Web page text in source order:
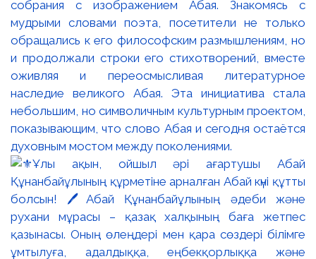
собрания с изображением Абая. Знакомясь с
мудрыми словами поэта, посетители не только
обращались к его философским размышлениям, но
и продолжали строки его стихотворений, вместе
оживляя и переосмысливая литературное
наследие великого Абая. Эта инициатива стала
небольшим, но символичным культурным проектом,
показывающим, что слово Абая и сегодня остаётся
духовным мостом между поколениями.